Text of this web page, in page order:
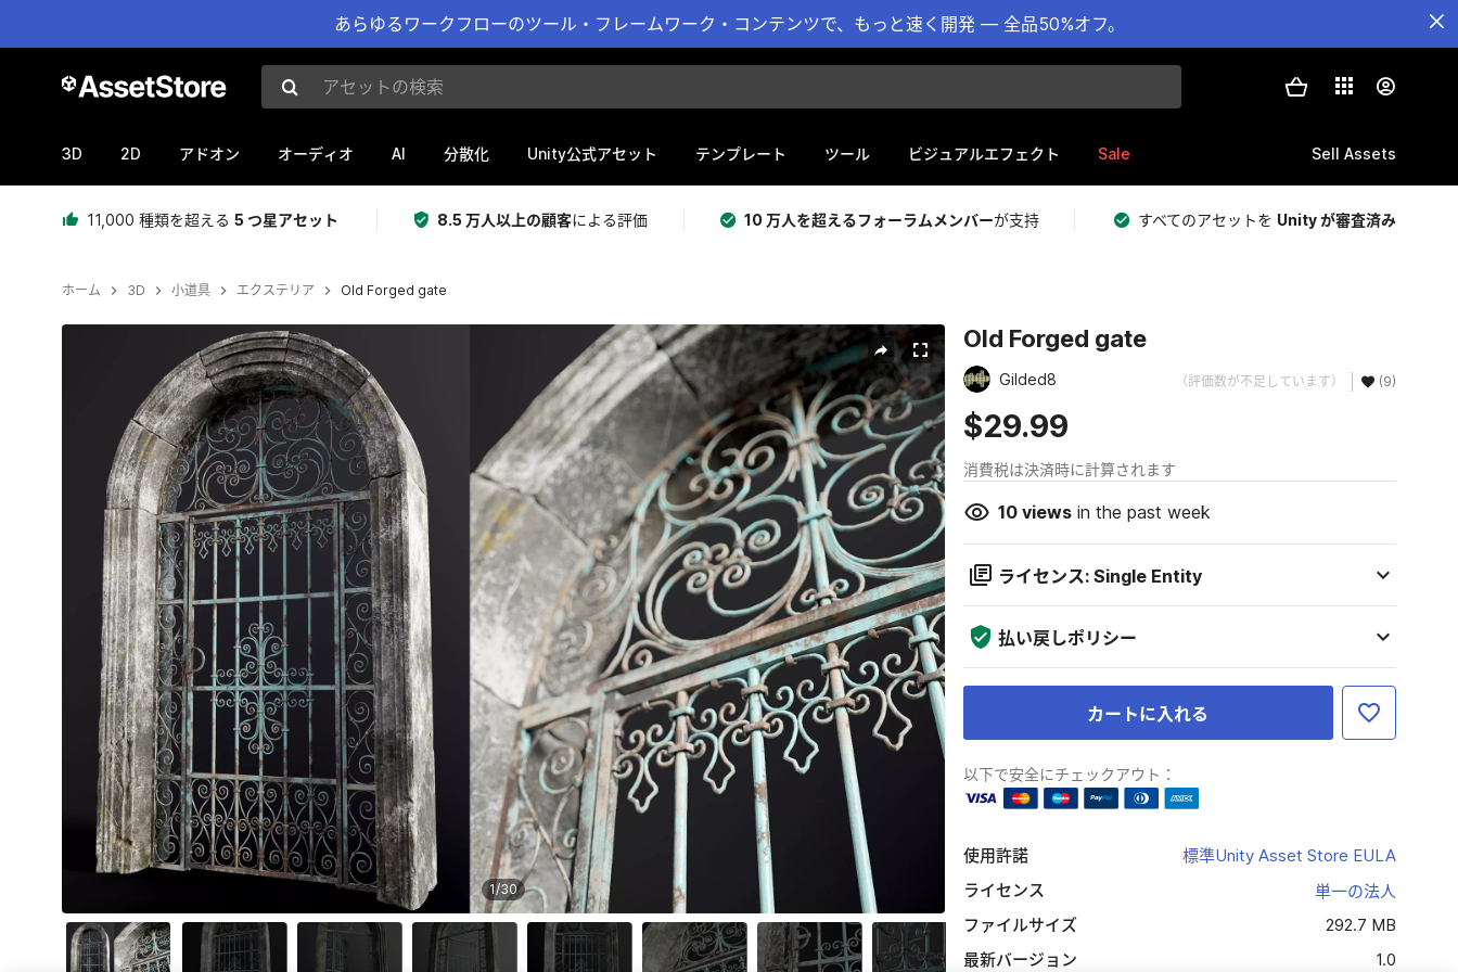
あらゆるワークフローのツール・フレームワーク・コンテンツで、もっと速く開発 — 全品50%オフ。
アセットの検索
3D 2D アドオン オーディオ AI 分散化 Unity公式アセット テンプレート ツール ビジュアルエフェクト Sale Sell Assets
11,000 種類を超える 5 つ星アセット 8.5 万人以上の顧客による評価 10 万人を超えるフォーラムメンバーが支持 すべてのアセットを Unity が審査済み
ホーム 3D 小道具 エクステリア Old Forged gate
現在のスライド：1 / 30
1/30
Old Forged gate
Gilded8 （評価数が不足しています） (9)
$29.99
消費税は決済時に計算されます
10viewsin the past week
ライセンス: Single Entity
払い戻しポリシー
カートに入れる
以下で安全にチェックアウト：
使用許諾
標準Unity Asset Store EULA
ライセンス
単一の法人
ファイルサイズ
292.7 MB
最新バージョン
1.0